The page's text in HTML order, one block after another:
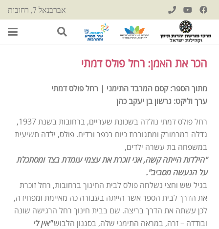
אברבנאל 7, רחובות
הכר את האמן: רחל פולס דמתי
מתוך הספר: קסם המרבד התימני | רחל פולס דמתי
ערך וליקט: גרשון בן יעקב כהן
רחל פולס דמתי נולדה בשכונת שעריים, ברחובות בשנת 1937,
גדלה במרמורק ומתגוררת כיום בכפר ורדים. פולס, ילדה תשיעית
במשפחה בת עשרה ילדים,
"הילדות הייתה קשה, אני זוכרת את עצמי עומדת בצד ומסתכלת
על הנעשה מסביב".
בגיל שש וחצי נשלחה פולס לבית החינוך ברחובות, רחל זוכרת
את הדרך לבית הספר אשר הייתה בעבורה כה מאיימת ומפחידה,
לכן עשתה את הדרך בריצה. שם בבית חינוך רחל הרגישה שונה
ובודדה – זרה, במראה התימני שלה, בסגנון הלבוש"אין לי